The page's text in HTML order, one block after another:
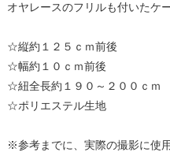
オヤレースのフリルも付いたケ
☆縦約１２５ｃｍ前後
☆幅約１０ｃｍ前後
☆紐全長約１９０～２００ｃｍ
☆ポリエステル生地
※参考までに、実際の撮影に使